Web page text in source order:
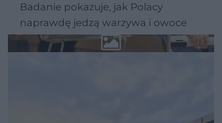
Badanie pokazuje, jak Polacy
naprawdę jedzą warzywa i owoce